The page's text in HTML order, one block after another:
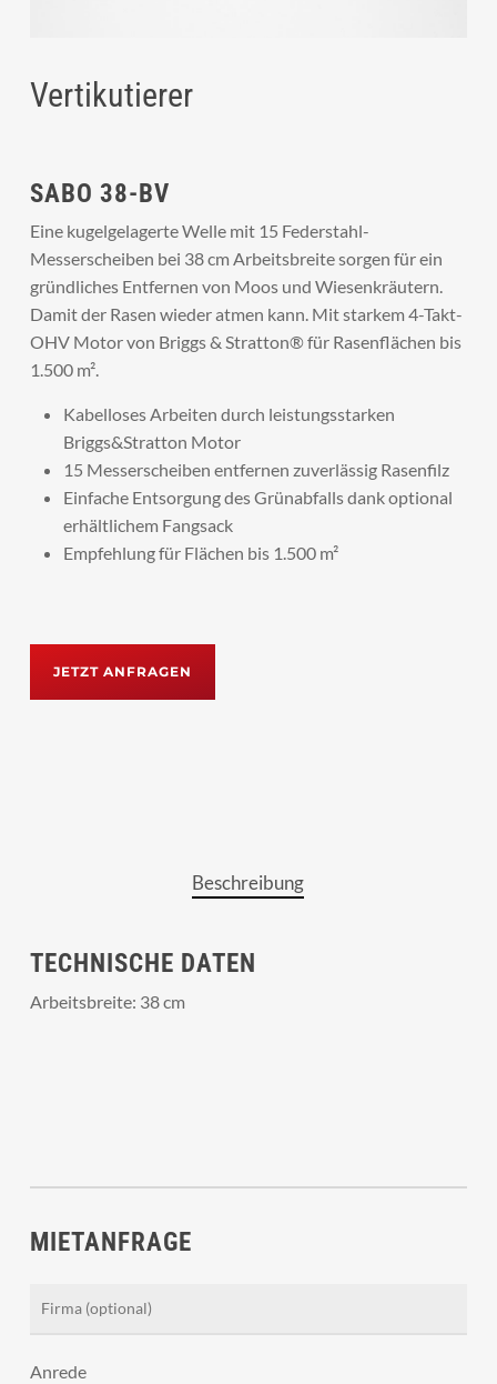
Vertikutierer
SABO 38-BV
Eine kugelgelagerte Welle mit 15 Federstahl-
Messerscheiben bei 38 cm Arbeitsbreite sorgen für ein
gründliches Entfernen von Moos und Wiesenkräutern.
Damit der Rasen wieder atmen kann. Mit starkem 4-Takt-
OHV Motor von Briggs & Stratton® für Rasenflächen bis
1.500 m².
Kabelloses Arbeiten durch leistungsstarken
Briggs&Stratton Motor
15 Messerscheiben entfernen zuverlässig Rasenfilz
Einfache Entsorgung des Grünabfalls dank optional
erhältlichem Fangsack
Empfehlung für Flächen bis 1.500 m²
JETZT ANFRAGEN
Beschreibung
TECHNISCHE DATEN
Arbeitsbreite: 38 cm
MIETANFRAGE
Anrede